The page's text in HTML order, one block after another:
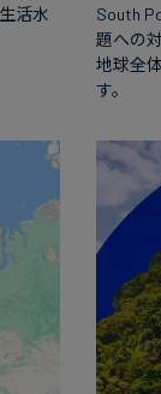
活水
South
題への
地球全
す。